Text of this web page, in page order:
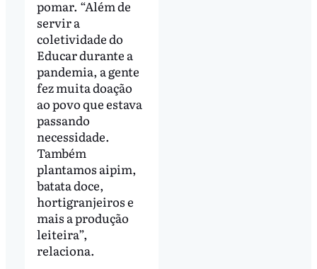
pomar. “Além de
servir a
coletividade do
Educar durante a
pandemia, a gente
fez muita doação
ao povo que estava
passando
necessidade.
Também
plantamos aipim,
batata doce,
hortigranjeiros e
mais a produção
leiteira”,
relaciona.